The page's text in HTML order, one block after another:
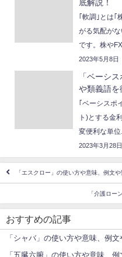
底解説！
｢軟調｣とは
がる気配が
です。株やFX
2023年5月8日
「ベーシ
や類義語を
｢ベーシスポ
ト)とする金
変便利な単位...
2023年3月28日
「エスクロー」の使い方や意味、例文や
「介護ロー
おすすめの記事
「シャバ」の使い方や意味、例
「五臓六腑」の使い方や意味、